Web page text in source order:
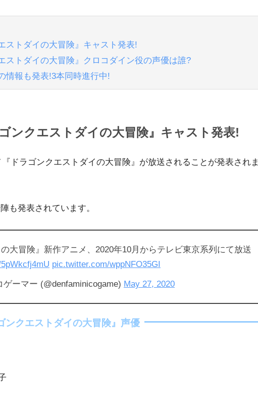
ストダイの大冒険』キャスト発表!
ストダイの大冒険』クロコダイン役の声優は誰?
情報も発表!3本同時進行中!
ンクエストダイの大冒険』キャスト発表!
ドラゴンクエストダイの大冒険』が放送されることが発表されま
も発表されています。
の大冒険』新作アニメ、2020年10月からテレビ東京系列にて放送
pic.twitter.com/wppNFO35GI
ーマー (@denfaminicogame) May 27, 2020
ンクエストダイの大冒険』声優